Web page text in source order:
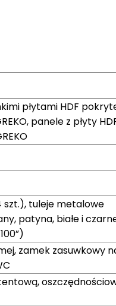
płytami HDF
panele z płyty
tuleje metalowe
patyna, białe i
zamek zasuwkowy